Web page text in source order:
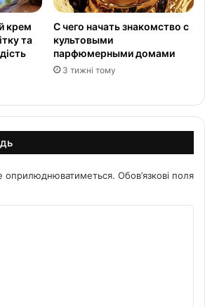
крем
та
С чего начать знакомство с
культовыми
парфюмерными домами
3 тижні тому
оприлюднюватиметься. Обов’язкові поля